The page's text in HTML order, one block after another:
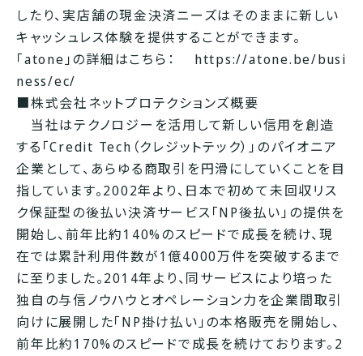
したり、実店舗の現金決済ニーズはそのままに新しい
キャッシュレス体験を提供することができます。
「atone」の詳細はこちら： https://atone.be/busi
ness/ec/
■株式会社ネットプロテクションズ概要
当社はテクノロジーを活用して新しい信用を創造
する「Credit Tech（クレジットテック）」のパイオニア
企業として、あらゆる商取引を円滑にしていくことを目
指しています。2002年より、日本で初めて未回収リス
ク保証型の後払い決済サービス「NP後払い」の提供を
開始し、前年比約140%のスピードで成長を続け、現
在では累計利用件数が1億4000万件を突破するまで
に至りました。2014年より、同サービスにより培った
独自の与信ノウハウとオペレーション力を企業間取引
向けに展開した「NP掛け払い」の本格販売を開始し、
前年比約170%のスピードで成長を続けております。2